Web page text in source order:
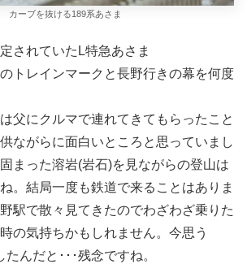
カーブを抜ける189系あさま
されていたL特急あさま
トレインマークと長野行きの幕を何度
父にクルマで連れてきてもらったこと
ながらに面白いところと思っていまし
まった溶岩(岩石)を見ながらの登山は
。結局一度も鉄道で来ることはありま
駅で散々見てきたのでわざわざ乗りた
の気持ちかもしれません。今思う
たんだと･･･残念ですね。